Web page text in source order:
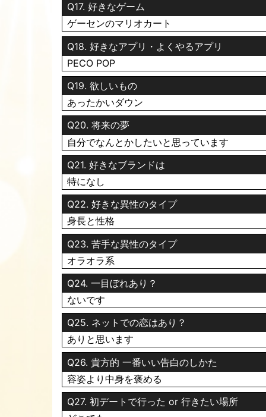
2026.07.27 09:55
おはよーございます😘💕
今週もよろしくお願いしまーす✌️
暑くて
出勤する前にメイクくずれて泣きそう😭笑
昨日、VIVANはじまりましたけど👀
みなさん観ました〜？？
わたしは、ジャミーンとかブルーウォーカー
でも、おもしろかったです
変態紳士さん、トラ🐯ファン⚾️のみなさん、待
2026.07.25 13:08
おしり博士👩‍🎓の葉月です
変態紳士さん🕺
トラ🐯ファン⚾️のみなさんいつもありがとうご
写メ日記みて、野球⚾️すきなん？？って言っ
今日もよろしくお願いしまーす🦹‍♀️💕
Q17. 好きなゲーム
ゲーセンのマリオカート
Q18. 好きなアプリ・よくやるアプリ
PECO POP
Q19. 欲しいもの
あったかいダウン
Q20. 将来の夢
自分でなんとかしたいと思っています
Q21. 好きなブランドは
特になし
Q22. 好きな異性のタイプ
身長と性格
Q23. 苦手な異性のタイプ
オラオラ系
Q24. 一目ぼれあり？
ないです
Q25. ネットでの恋はあり？
ありと思います
Q26. 貴方的 一番いい告白のしかた
容姿より中身を褒める
Q27. 初デートで行った or 行きたい場所